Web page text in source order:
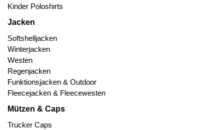
Kinder Poloshirts
Jacken
Softshelljacken
Winterjacken
Westen
Regenjacken
Funktionsjacken & Outdoor
Fleecejacken & Fleecewesten
Mützen & Caps
Trucker Caps